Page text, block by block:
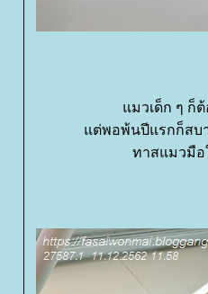
มวเด็ก ๆ ก็ต้
ต่พอพ้นปีแรกก็สบา
ทาสแมวมือ